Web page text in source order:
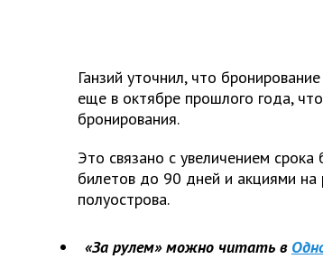
Ганзий уточнил, что
еще в октябре прошлого года,
бронирования.
Это связано с увеличением
билетов до 90 дней и акциями на
полуострова.
«За рулем» можно читать в